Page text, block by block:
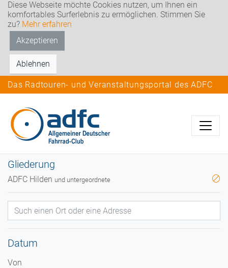
Diese Webseite möchte Cookies nutzen, um Ihnen ein
komfortables Surferlebnis zu ermöglichen. Stimmen Sie
zu? Mehr erfahren
Akzeptieren
Ablehnen
Das Radtouren- und Veranstaltungsportal des ADFC
Gliederung
ADFC Hilden und untergeordnete
Datum
Von